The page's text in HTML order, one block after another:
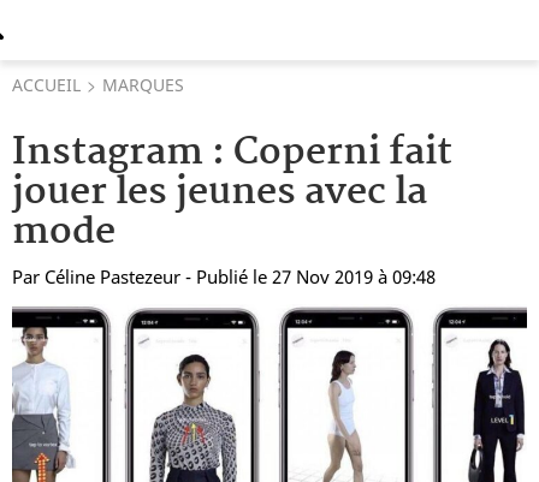
ACCUEIL MARQUES
Instagram : Coperni fait
jouer les jeunes avec la
mode
Par Céline Pastezeur - Publié le 27 Nov 2019 à 09:48